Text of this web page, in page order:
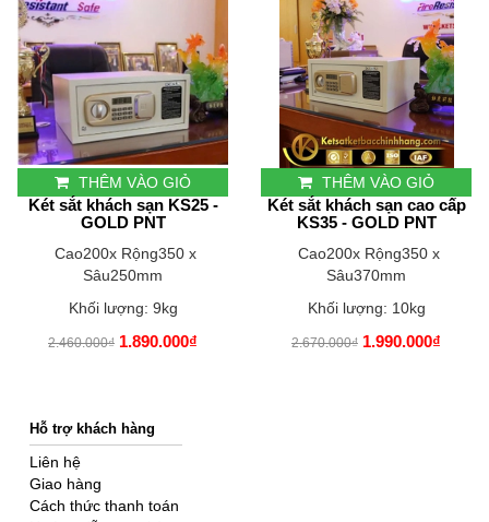
THÊM VÀO GIỎ
Két sắt khách sạn KS25 -
GOLD PNT
Cao200x Rộng350 x
Sâu250mm
Khối lượng: 9kg
2.460.000₫ 1.890.000₫
THÊM VÀO GIỎ
Két sắt khách sạn cao cấp
KS35 - GOLD PNT
Cao200x Rộng350 x
Sâu370mm
Khối lượng: 10kg
2.670.000₫ 1.990.000₫
Hỗ trợ khách hàng
Liên hệ
Giao hàng
Cách thức thanh toán